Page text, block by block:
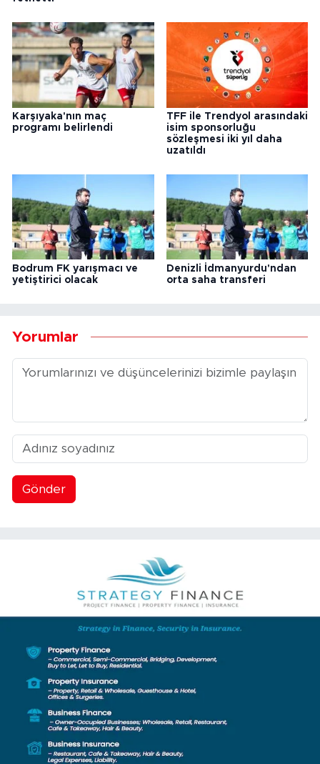
Karşıyaka'nın maç
programı belirlendi
TFF ile Trendyol arasındaki
isim sponsorluğu
sözleşmesi iki yıl daha
uzatıldı
Bodrum FK yarışmacı ve
yetiştirici olacak
Denizli İdmanyurdu'ndan
orta saha transferi
Yorumlar
Gönder